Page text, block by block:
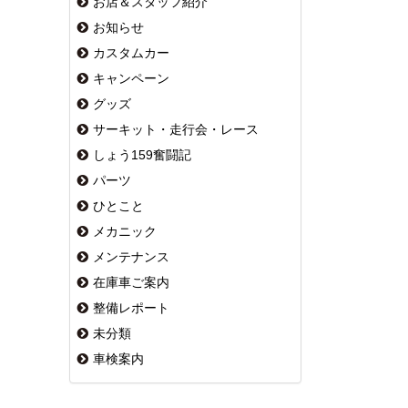
お知らせ
カスタムカー
キャンペーン
グッズ
サーキット・走行会・レース
しょう159奮闘記
パーツ
ひとこと
メカニック
メンテナンス
在庫車ご案内
整備レポート
未分類
車検案内